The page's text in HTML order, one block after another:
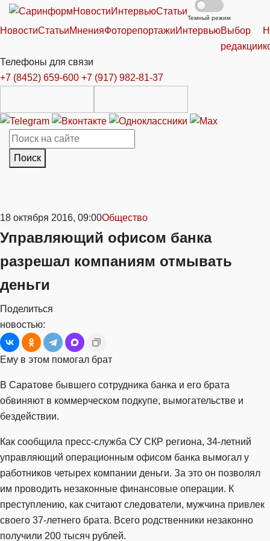
НовостиИнтервьюСтатьи
Темный режим
НовостиСтатьиМненияФоторепортажиИнтервьюВыбор
редакции
Телефоны для связи
+7 (8452) 659-600 +7 (917) 982-81-37
Поиск
18 октября 2016, 09:00Общество
Управляющий офисом банка
разрешал компаниям отмывать
деньги
Поделиться
новостью:
Ему в этом помогал брат
В Саратове бывшего сотрудника банка и его брата
обвиняют в коммерческом подкупе, вымогательстве и
бездействии.
Как сообщила пресс-служба СУ СКР региона, 34-летний
управляющий операционным офисом банка вымогал у
работников четырех компании деньги. За это он позволял
им проводить незаконные финансовые операции. К
преступлению, как считают следователи, мужчина привлек
своего 37-летнего брата. Всего родственники незаконно
получили 200 тысяч рублей.